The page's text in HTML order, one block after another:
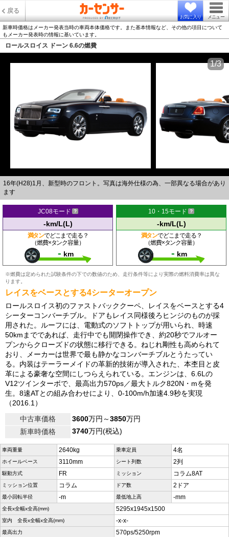
戻る
お気に入り メニュー
新車時価格はメーカー発表当時の車両本体価格です。また基本情報など、その他の項目について
もメーカー発表時の情報に基いています。
ロールスロイス ドーン 6.6の燃費
16年(H28)1月、新型時のフロント。写真は海外仕様の為、一部異なる場合があり
ます
1/3
JC08モード
-km/L(L)
満タンでどこまで走る？
（燃費×タンク容量）
- km
10・15モード
-km/L(L)
満タンでどこまで走る？
（燃費×タンク容量）
- km
※燃費は定められた試験条件の下での数値のため、走行条件等により実際の燃料消費率は異な
ります。
レイスをベースとする4シーターオープン
ロールスロイス初のファストバッククーペ、レイスをベースとする4
シーターコンバーチブル。ドアもレイス同様後ろヒンジのものが採
用された。ルーフには、電動式のソフトトップが用いられ、時速
50kmまでであれば、走行中でも開閉操作でき、約20秒でフルオー
プンからクローズドの状態に移行できる。ねじれ剛性も高められて
おり、メーカーは世界で最も静かなコンバーチブルとうたってい
る。内装はテーラーメイドの革新的技術が導入された、本杢目と皮
革による豪奢な空間にしつらえられている。エンジンは、6.6Lの
V12ツインターボで、最高出力570ps／最大トルク820N・mを発
生。8速ATとの組み合わせにより、0-100m/h加速4.9秒を実現
（2016.1）
中古車価格
3600万円～3850万円
新車時価格
3740万円(税込)
車両重量 2640kg 乗車定員 4名
ホイールベース 3110mm シート列数 2列
駆動方式 FR ミッション コラム8AT
ミッション位置 コラム ドア数 2ドア
最小回転半径 -m 最低地上高 -mm
全長x全幅x全高(mm) 5295x1945x1500
室内 全長x全幅x全高(mm) -x-x-
最高出力 570ps/5250rpm